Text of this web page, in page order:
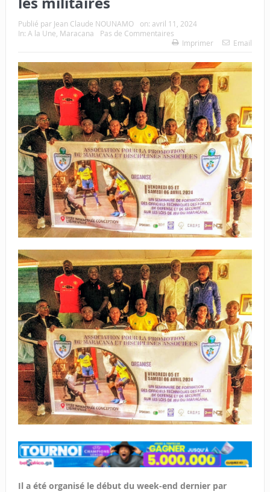
Publié par Jean Claude NOUNAMO on: avril 11, 2024
In: A la Une Maracana
Pas de Commentaires
Imprimer
Email
Il a été organisé le début du week-end dernier par